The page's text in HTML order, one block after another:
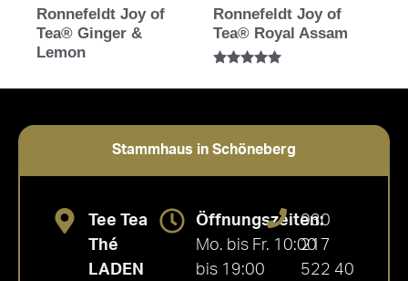
Ronnefeldt Joy of
Tea® Ginger &
Lemon
Ronnefeldt Joy of
Tea® Royal Assam
5.00
Stammhaus in Schöneberg
Tee Tea
Thé
LADEN
Öffnungszeiten:
Mo. bis Fr. 10:00
bis 19:00
030
217
522 40